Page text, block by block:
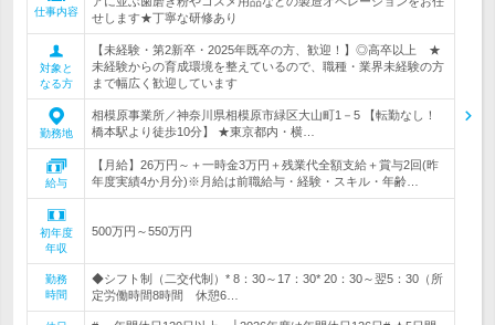
仕事内容
せします★丁寧な研修あり
対象と
なる方
【未経験・第2新卒・2025年既卒の方、歓迎！】◎高卒以上 ★
未経験からの育成環境を整えているので、職種・業界未経験の方
まで幅広く歓迎しています
勤務地
相模原事業所／神奈川県相模原市緑区大山町1－5 【転勤なし！
橋本駅より徒歩10分】 ★東京都内・横…
給与
【月給】26万円～＋一時金3万円＋残業代全額支給＋賞与2回(昨
年度実績4か月分)※月給は前職給与・経験・スキル・年齢…
初年度
年収
500万円～550万円
勤務
時間
◆シフト制（二交代制）* 8：30～17：30* 20：30～翌5：30（所
定労働時間8時間 休憩6…